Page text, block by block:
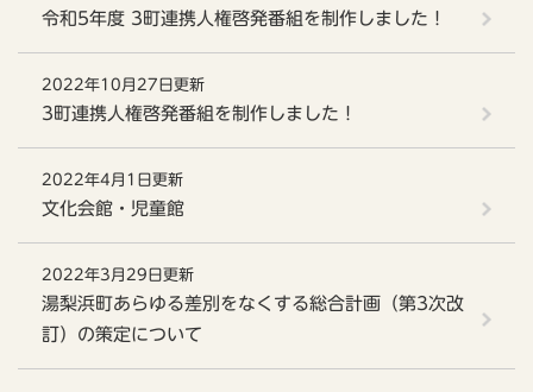
令和5年度 3町連携人権啓発番組を制作しました！
2022年10月27日更新
3町連携人権啓発番組を制作しました！
2022年4月1日更新
文化会館・児童館
2022年3月29日更新
湯梨浜町あらゆる差別をなくする総合計画（第3次改
訂）の策定について